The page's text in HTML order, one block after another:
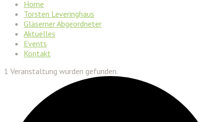
Home
Torsten Leveringhaus
Gläserner Abgeordneter
Aktuelles
Events
Kontakt
1 Veranstaltung wurden gefunden.